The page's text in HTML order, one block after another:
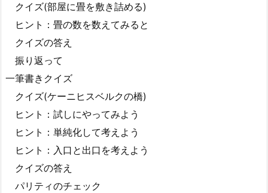
クイズ(部屋に畳を敷き詰める)
ヒント：畳の数を数えてみると
クイズの答え
振り返って
一筆書きクイズ
クイズ(ケーニヒスベルクの橋)
ヒント：試しにやってみよう
ヒント：単純化して考えよう
ヒント：入口と出口を考えよう
クイズの答え
パリティのチェック